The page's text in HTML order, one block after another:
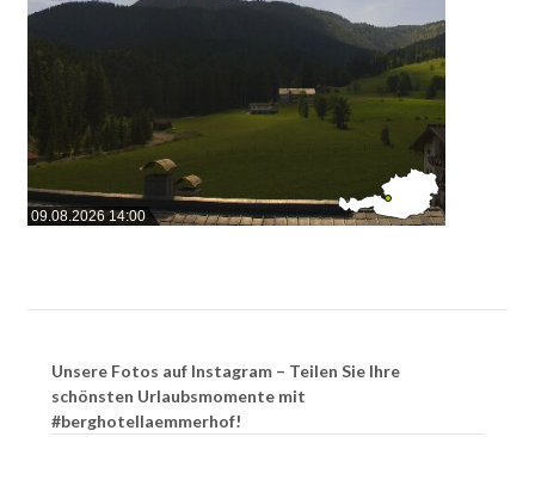
09.08.2026 14:00
Unsere Fotos auf Instagram – Teilen Sie Ihre
schönsten Urlaubsmomente mit
#berghotellaemmerhof!